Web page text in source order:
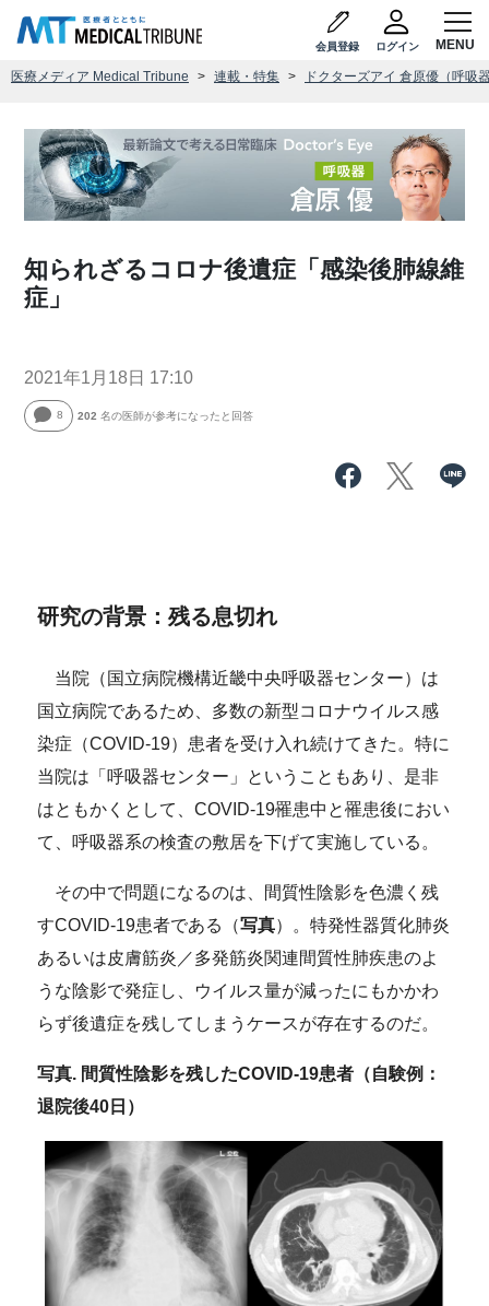
会員登録 ログイン
医療メディア Medical Tribune 連載・特集 ドクターズアイ 倉原優（呼吸
知られざるコロナ後遺症「感染後肺線維
症」
2021年1月18日 17:10
8 202 名の医師が参考になったと回答
研究の背景：残る息切れ
当院（国立病院機構近畿中央呼吸器センター）は
国立病院であるため、多数の新型コロナウイルス感
染症（COVID-19）患者を受け入れ続けてきた。特に
当院は「呼吸器センター」ということもあり、是非
はともかくとして、COVID-19罹患中と罹患後におい
て、呼吸器系の検査の敷居を下げて実施している。
その中で問題になるのは、間質性陰影を色濃く残
すCOVID-19患者である（写真）。特発性器質化肺炎
あるいは皮膚筋炎／多発筋炎関連間質性肺疾患のよ
うな陰影で発症し、ウイルス量が減ったにもかかわ
らず後遺症を残してしまうケースが存在するのだ。
写真. 間質性陰影を残したCOVID-19患者（自験例：
退院後40日）